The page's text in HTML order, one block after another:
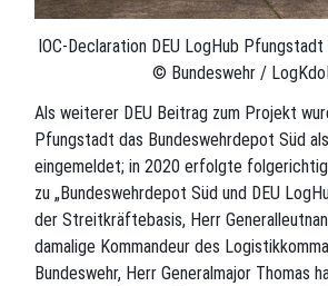
IOC-Declaration DEU LogHub
© Bundeswehr /
Als weiterer DEU Beitrag zum Projekt
Pfungstadt das Bundeswehrdepot Süd
eingemeldet; in 2020 erfolgte folgerichtig
zu „Bundeswehrdepot Süd und DEU
der Streitkräftebasis, Herr
damalige Kommandeur des
Bundeswehr, Herr Generalmajor Thomas